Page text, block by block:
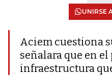
UNIRSE
Aciem cuestiona
señalara que en el
infraestructura